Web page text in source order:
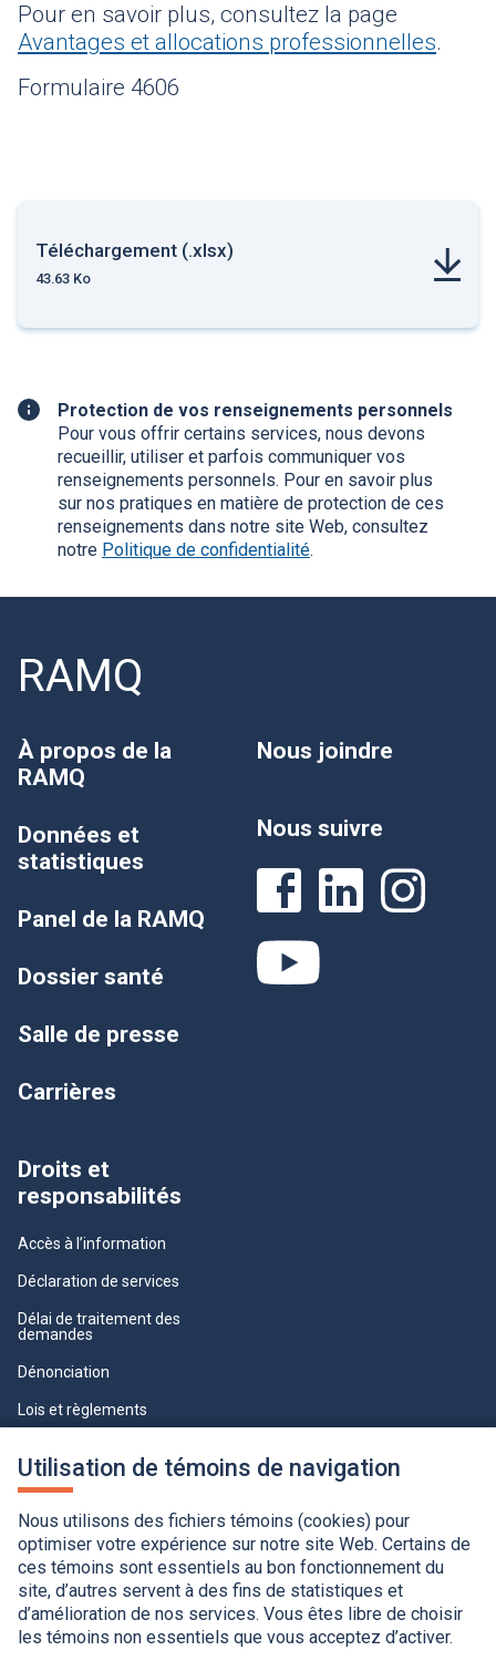
Utilisation de témoins de navigation
Nous utilisons des fichiers témoins (cookies) pour
optimiser votre expérience sur notre site Web. Certains de
ces témoins sont essentiels au bon fonctionnement du
site, d’autres servent à des fins de statistiques et
d’amélioration de nos services. Vous êtes libre de choisir
les témoins non essentiels que vous acceptez d’activer.
Pour en savoir plus, consultez la page
Avantages et allocations professionnelles.
Formulaire 4606
Téléchargement (.xlsx)
43.63 Ko
Renseignement
complémentaire
Protection de vos renseignements personnels
Pour vous offrir certains services, nous devons
recueillir, utiliser et parfois communiquer vos
renseignements personnels. Pour en savoir plus
sur nos pratiques en matière de protection de ces
renseignements dans notre site Web, consultez
notre Politique de confidentialité.
RAMQ
À propos de la
RAMQ
Données et
statistiques
Panel de la RAMQ
Dossier santé
Salle de presse
Carrières
Droits et
responsabilités
Accès à l’information
Déclaration de services
Délai de traitement des
demandes
Dénonciation
Lois et règlements
professionnelle
Nous joindre
Nous suivre
Accessibilité Application de la Charte de la langue française